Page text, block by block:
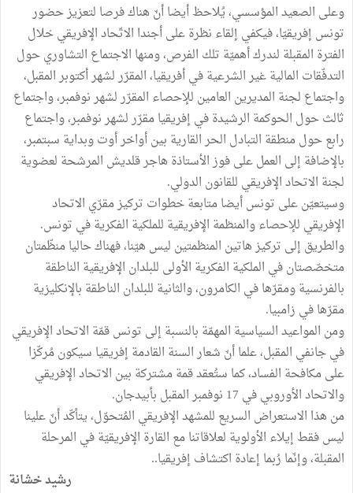
وعلى الصعيد المؤسسي، يُلاحظ أيضا أنّ هناك فرصا لتعزيز حضور
تونس إفريقيّا، فيكفي إلقاء نظرة على أجندا الاتّحاد الإفريقي خلال
الفترة المقبلة لندرك أهميّة تلك الفرص، ومنها الاجتماع التشاوري حول
التدفّقات المالية غير الشرعية في أفريقيا، المقرّر لشهر أكتوبر المقبل،
واجتماع لجنة المديرين العامين للإحصاء المقرّر لشهر نوفمبر، واجتماع
ثالث حول الحوكمة الرشيدة في إفريقيا مقرّر لشهر نوفمبر، واجتماع
رابع حول منطقة التبادل الحر القارية بين أواخر أوت وبداية سبتمبر،
بالإضافة إلى العمل على فوز الأستاذة هاجر قلديش المرشحة لعضوية
لجنة الاتحاد الإفريقي للقانون الدولي.
وسيتعيّن على تونس أيضا متابعة خطوات تركيز مقرّي الاتحاد
الإفريقي للإحصاء والمنظمة الإفريقية للملكية الفكرية في تونس.
والطريق إلى تركيز هاتين المنظمتين ليس هيّنا، فهناك حاليا منظّمتان
متخصّصتان في الملكية الفكرية الأولى للبلدان الإفريقية الناطقة
بالفرنسية ومقرّها في الكامرون، والثانية للبلدان الناطقة بالإنكليزية
مقرّها في زامبيا.
ومن المواعيد السياسية المهمّة بالنسبة إلى تونس قمّة الاتحاد الإفريقي
في جانفي المقبل، علما أنّ شعار السنة القادمة إفريقيا سيكون مُركّزا
على مكافحة الفساد، كما ستُعقد قمة مشتركة بين الاتحاد الإفريقي
والاتحاد الأوروبي في 17 نوفمبر المقبل بأبيدجان.
من هذا الاستعراض السريع للمشهد الإفريقي المُتحوّل، يتأكّد أنّ علينا
ليس فقط إيلاء الأولوية لعلاقاتنا مع القارة الإفريقيّة في المرحلة
المقبلة، وإنّما رُبما إعادة اكتشاف إفريقيا..
رشيد خشانة